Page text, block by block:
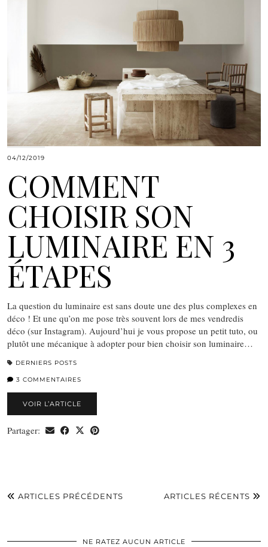
04/12/2019
COMMENT
CHOISIR SON
LUMINAIRE EN 3
ÉTAPES
La question du luminaire est sans doute une des plus complexes en
déco ! Et une qu’on me pose très souvent lors de mes vendredis
déco (sur Instagram). Aujourd’hui je vous propose un petit tuto, ou
plutôt une mécanique à adopter pour bien choisir son luminaire…
DERNIERS POSTS
3 COMMENTAIRES
VOIR L’ARTICLE
Partager:
ARTICLES PRÉCÉDENTS ARTICLES RÉCENTS
NE RATEZ AUCUN ARTICLE